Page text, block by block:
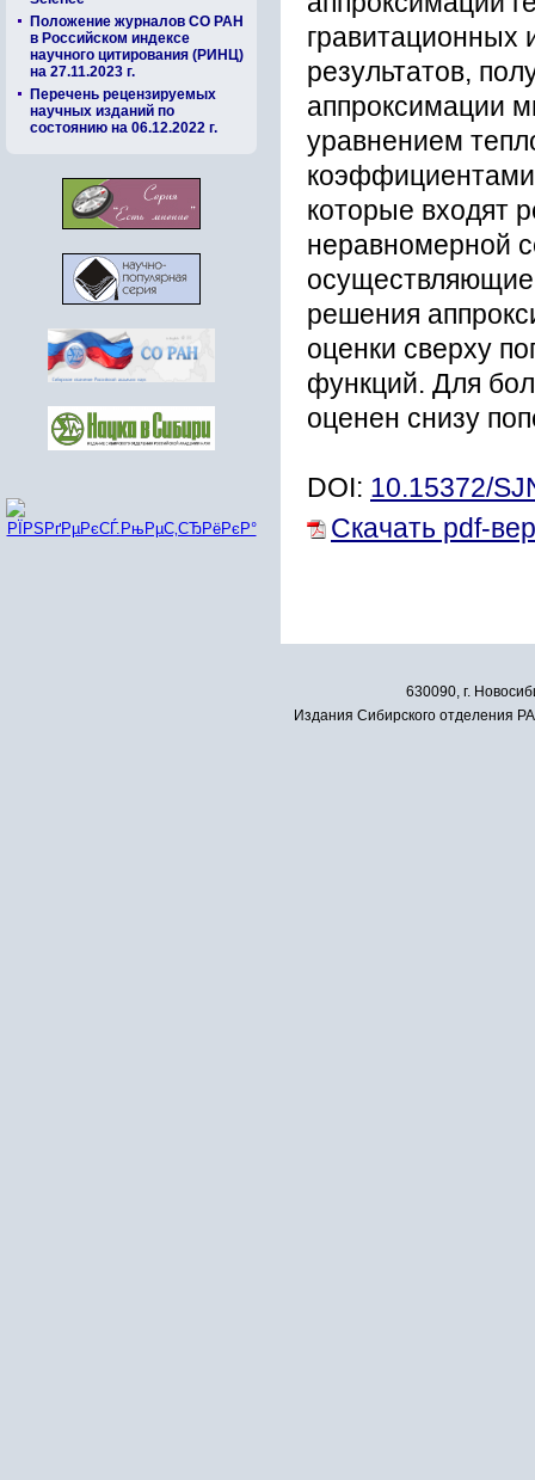
Положение журналов СО РАН
в Российском индексе
научного цитирования (РИНЦ)
на 27.11.2023 г.
Перечень рецензируемых
научных изданий по
состоянию на 06.12.2022 г.
гравитационных
результатов,
аппроксимации
уравнением
которые входят
неравномерной
решения
оценки сверху
функций. Для
оценен снизу
DOI: 10.15372/
Скачать pdf-
630090, г.
Издания Сибирского отделения